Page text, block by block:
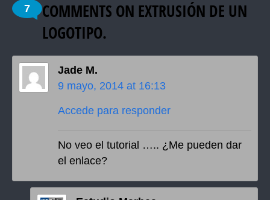
7 COMMENTS ON EXTRUSIÓN DE UN
LOGOTIPO.
Jade M.
9 mayo, 2014 at 16:13
Accede para responder
No veo el tutorial ….. ¿Me pueden dar
el enlace?